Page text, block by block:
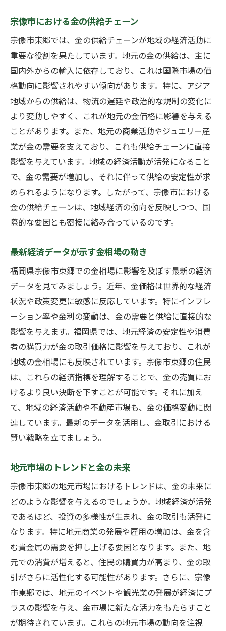
宗像市における金の供給チェーン
宗像市東郷では、金の供給チェーンが地域の経済活動に
重要な役割を果たしています。地元の金の供給は、主に
国内外からの輸入に依存しており、これは国際市場の価
格動向に影響されやすい傾向があります。特に、アジア
地域からの供給は、物流の遅延や政治的な規制の変化に
より変動しやすく、これが地元の金価格に影響を与える
ことがあります。また、地元の商業活動やジュエリー産
業が金の需要を支えており、これも供給チェーンに直接
影響を与えています。地域の経済活動が活発になること
で、金の需要が増加し、それに伴って供給の安定性が求
められるようになります。したがって、宗像市における
金の供給チェーンは、地域経済の動向を反映しつつ、国
際的な要因とも密接に絡み合っているのです。
最新経済データが示す金相場の動き
福岡県宗像市東郷での金相場に影響を及ぼす最新の経済
データを見てみましょう。近年、金価格は世界的な経済
状況や政策変更に敏感に反応しています。特にインフレ
ーション率や金利の変動は、金の需要と供給に直接的な
影響を与えます。福岡県では、地元経済の安定性や消費
者の購買力が金の取引価格に影響を与えており、これが
地域の金相場にも反映されています。宗像市東郷の住民
は、これらの経済指標を理解することで、金の売買にお
けるより良い決断を下すことが可能です。それに加え
て、地域の経済活動や不動産市場も、金の価格変動に関
連しています。最新のデータを活用し、金取引における
賢い戦略を立てましょう。
地元市場のトレンドと金の未来
宗像市東郷の地元市場におけるトレンドは、金の未来に
どのような影響を与えるのでしょうか。地域経済が活発
であるほど、投資の多様性が生まれ、金の取引も活発に
なります。特に地元商業の発展や雇用の増加は、金を含
む貴金属の需要を押し上げる要因となります。また、地
元での消費が増えると、住民の購買力が高まり、金の取
引がさらに活性化する可能性があります。さらに、宗像
市東郷では、地元のイベントや観光業の発展が経済にプ
ラスの影響を与え、金市場に新たな活力をもたらすこと
が期待されています。これらの地元市場の動向を注視